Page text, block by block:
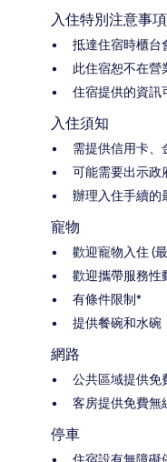
入住特別注意事項
抵達住宿時櫃台
此住宿恕不在營
住宿提供的資訊
入住須知
需提供信用卡、
可能需要出示政
辦理入住手續的
寵物
歡迎寵物入住 (
歡迎攜帶服務性
有條件限制*
提供餐碗和水碗
網路
公共區域提供免
客房提供免費無
停車